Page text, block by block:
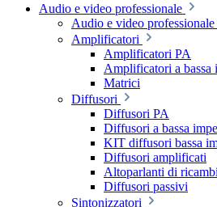
Audio e video professionale
Audio e video
Amplificatori
Amplificatori PA
Amplificatori a bassa
Matrici
Diffusori
Diffusori PA
Diffusori a bassa
KIT diffusori bassa
Diffusori amplificati
Altoparlanti di
Diffusori passivi
Sintonizzatori